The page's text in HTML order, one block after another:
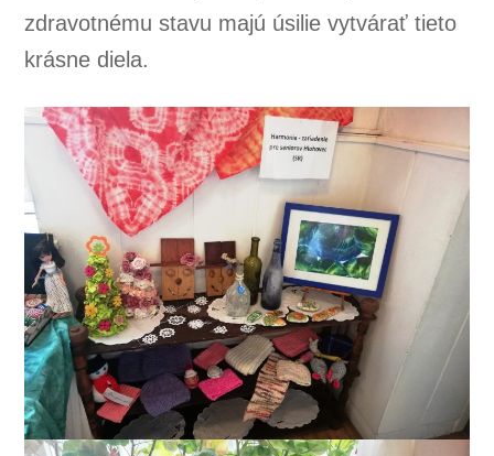
zdravotnému stavu majú úsilie vytvárať tieto
krásne diela.